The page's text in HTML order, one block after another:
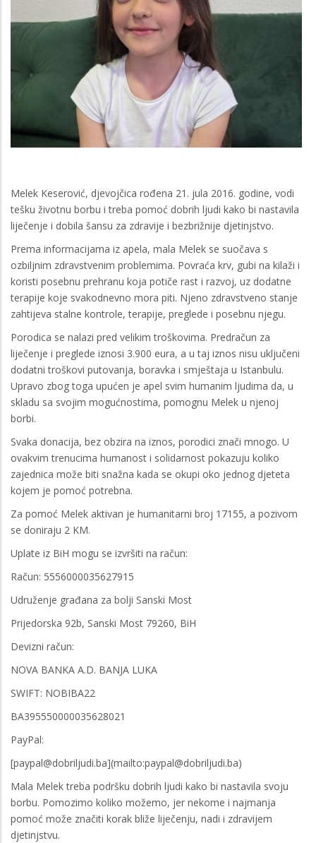
Melek Keserović, djevojčica rođena 21. jula 2016. godine, vodi
tešku životnu borbu i treba pomoć dobrih ljudi kako bi nastavila
liječenje i dobila šansu za zdravije i bezbrižnije djetinjstvo.
Prema informacijama iz apela, mala Melek se suočava s
ozbiljnim zdravstvenim problemima. Povraća krv, gubi na kilaži i
koristi posebnu prehranu koja potiče rast i razvoj, uz dodatne
terapije koje svakodnevno mora piti. Njeno zdravstveno stanje
zahtijeva stalne kontrole, terapije, preglede i posebnu njegu.
Porodica se nalazi pred velikim troškovima. Predračun za
liječenje i preglede iznosi 3.900 eura, a u taj iznos nisu uključeni
dodatni troškovi putovanja, boravka i smještaja u Istanbulu.
Upravo zbog toga upućen je apel svim humanim ljudima da, u
skladu sa svojim mogućnostima, pomognu Melek u njenoj
borbi.
Svaka donacija, bez obzira na iznos, porodici znači mnogo. U
ovakvim trenucima humanost i solidarnost pokazuju koliko
zajednica može biti snažna kada se okupi oko jednog djeteta
kojem je pomoć potrebna.
Za pomoć Melek aktivan je humanitarni broj 17155, a pozivom
se doniraju 2 KM.
Uplate iz BiH mogu se izvršiti na račun:
Račun: 5556000035627915
Udruženje građana za bolji Sanski Most
Prijedorska 92b, Sanski Most 79260, BiH
Devizni račun:
NOVA BANKA A.D. BANJA LUKA
SWIFT: NOBIBA22
BA395550000035628021
PayPal:
[paypal@dobriljudi.ba](mailto:paypal@dobriljudi.ba)
Mala Melek treba podršku dobrih ljudi kako bi nastavila svoju
borbu. Pomozimo koliko možemo, jer nekome i najmanja
pomoć može značiti korak bliže liječenju, nadi i zdravijem
djetinjstvu.